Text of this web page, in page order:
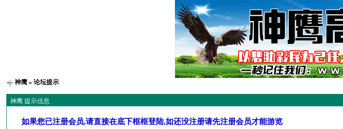
神鹰 » 论坛提示
神鹰 提示信息
如果您已注册会员,请直接在底下框框登陆,如还没注册请先注册会员才能游览